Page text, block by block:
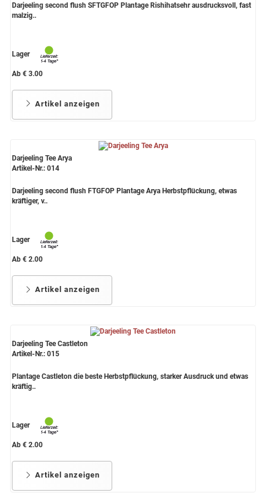
Darjeeling second flush SFTGFOP Plantage Rishihatsehr ausdrucksvoll, fast
malzig..
Lager
Ab € 3.00
Artikel anzeigen
Darjeeling Tee Arya
Artikel-Nr.: 014
Darjeeling second flush FTGFOP Plantage Arya Herbstpflückung, etwas
kräftiger, v..
Lager
Ab € 2.00
Artikel anzeigen
Darjeeling Tee Castleton
Artikel-Nr.: 015
Plantage Castleton die beste Herbstpflückung, starker Ausdruck und etwas
kräftig..
Lager
Ab € 2.00
Artikel anzeigen